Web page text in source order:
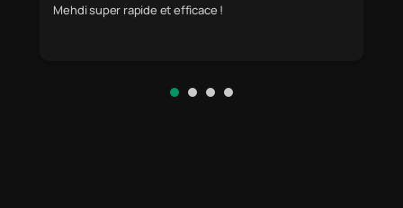
Mehdi super rapide et efficace !